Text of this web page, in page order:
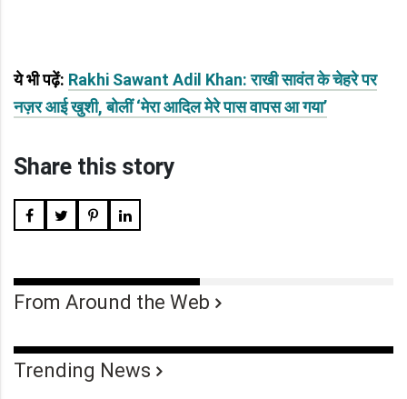
ये भी पढ़ें: Rakhi Sawant Adil Khan: राखी सावंत के चेहरे पर
नज़र आई खुशी, बोलीं ‘मेरा आदिल मेरे पास वापस आ गया’
Share this story
From Around the Web
Trending News